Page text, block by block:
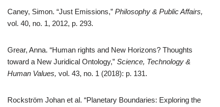
Caney, Simon. “Just Emissions,” Philosophy & Public Affairs,
vol. 40, no. 1, 2012, p. 293.
Grear, Anna. “Human rights and New Horizons? Thoughts
toward a New Juridical Ontology,” Science, Technology &
Human Values, vol. 43, no. 1 (2018): p. 131.
Rockström Johan et al. “Planetary Boundaries: Exploring the